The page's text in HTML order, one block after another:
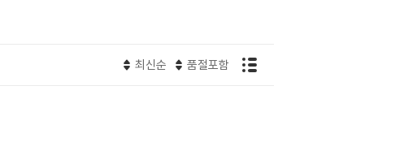
최신순 품절포함